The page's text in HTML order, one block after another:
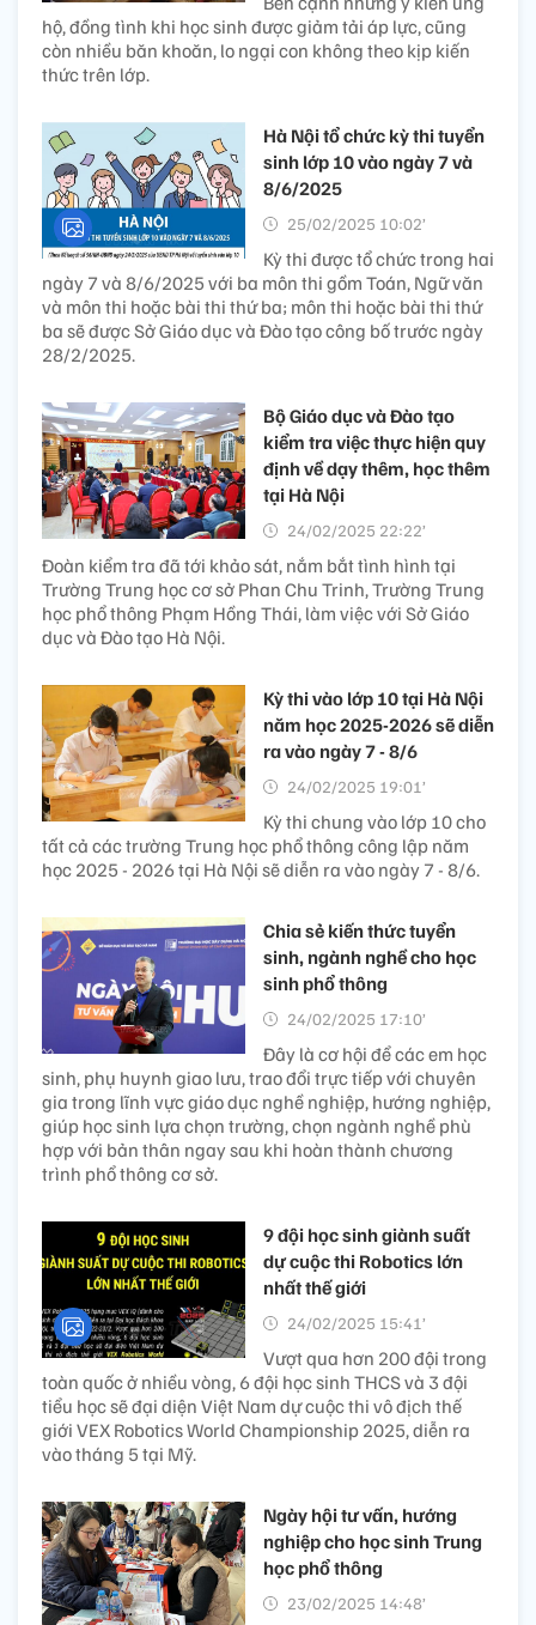
hộ, đồng tình khi học sinh được giảm tải áp lực, cũng
còn nhiều băn khoăn, lo ngại con không theo kịp kiến
thức trên lớp.
Hà Nội tổ chức kỳ thi tuyển
sinh lớp 10 vào ngày 7 và
8/6/2025
25/02/2025 10:02’
Kỳ thi được tổ chức trong hai
ngày 7 và 8/6/2025 với ba môn thi gồm Toán, Ngữ văn
và môn thi hoặc bài thi thứ ba; môn thi hoặc bài thi thứ
ba sẽ được Sở Giáo dục và Đào tạo công bố trước ngày
28/2/2025.
Bộ Giáo dục và Đào tạo
kiểm tra việc thực hiện quy
định về dạy thêm, học thêm
tại Hà Nội
24/02/2025 22:22’
Đoàn kiểm tra đã tới khảo sát, nắm bắt tình hình tại
Trường Trung học cơ sở Phan Chu Trinh, Trường Trung
học phổ thông Phạm Hồng Thái, làm việc với Sở Giáo
dục và Đào tạo Hà Nội.
Kỳ thi vào lớp 10 tại Hà Nội
năm học 2025-2026 sẽ diễn
ra vào ngày 7 - 8/6
24/02/2025 19:01’
Kỳ thi chung vào lớp 10 cho
tất cả các trường Trung học phổ thông công lập năm
học 2025 - 2026 tại Hà Nội sẽ diễn ra vào ngày 7 - 8/6.
Chia sẻ kiến thức tuyển
sinh, ngành nghề cho học
sinh phổ thông
24/02/2025 17:10’
Đây là cơ hội để các em học
sinh, phụ huynh giao lưu, trao đổi trực tiếp với chuyên
gia trong lĩnh vực giáo dục nghề nghiệp, hướng nghiệp,
giúp học sinh lựa chọn trường, chọn ngành nghề phù
hợp với bản thân ngay sau khi hoàn thành chương
trình phổ thông cơ sở.
9 đội học sinh giành suất
dự cuộc thi Robotics lớn
nhất thế giới
24/02/2025 15:41’
Vượt qua hơn 200 đội trong
toàn quốc ở nhiều vòng, 6 đội học sinh THCS và 3 đội
tiểu học sẽ đại diện Việt Nam dự cuộc thi vô địch thế
giới VEX Robotics World Championship 2025, diễn ra
vào tháng 5 tại Mỹ.
Ngày hội tư vấn, hướng
nghiệp cho học sinh Trung
học phổ thông
23/02/2025 14:48’